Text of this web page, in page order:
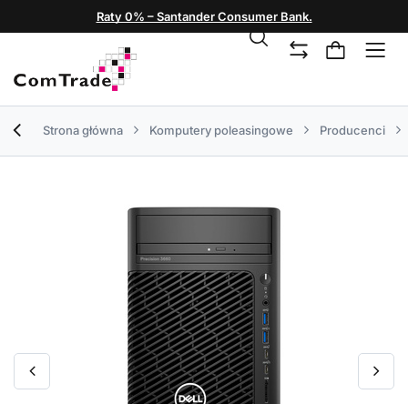
Raty 0% – Santander Consumer Bank.
Strona główna Komputery poleasingowe Producenci